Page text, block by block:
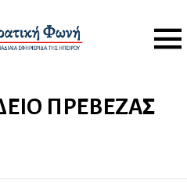
Menu
ΠΡΈΒΕΖΑΣ